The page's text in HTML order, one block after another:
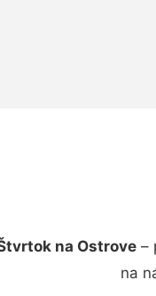
na Ostrove –
na